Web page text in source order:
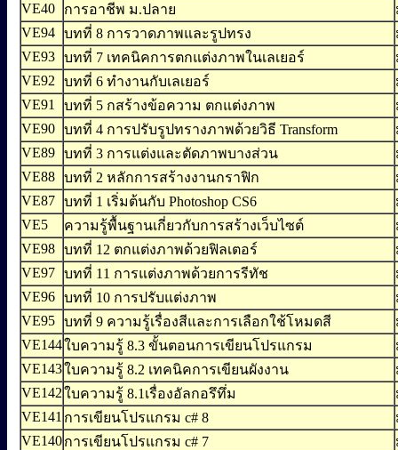
VE40
การอาชีพ ม.ปลาย
VE94 บทที่ 8 การวาดภาพและรูปทรง
VE93 บทที่ 7 เทคนิคการตกแต่งภาพในเลเยอร์
VE92
บทที่ 6 ทำงานกับเลเยอร์
VE91
บทที่ 5 กสร้างข้อความ ตกแต่งภาพ
VE90 บทที่ 4 การปรับรูปทรางภาพด้วยวิธี Transform
VE89 บทที่ 3 การแต่งและตัดภาพบางส่วน
VE88 บทที่ 2 หลักการสร้างงานกราฟิก
VE87 บทที่ 1 เริ่มต้นกับ Photoshop CS6
VE5
ความรู้พื้นฐานเกี่ยวกับการสร้างเว็บไซต์
VE98 บทที่ 12 ตกแต่งภาพด้วยฟิลเตอร์
VE97 บทที่ 11 การแต่งภาพด้วยการรีทัช
VE96 บทที่ 10 การปรับแต่งภาพ
VE95 บทที่ 9 ความรู้เรื่องสีและการเลือกใช้โหมดสี
VE144ใบความรู้ 8.3 ขั้นตอนการเขียนโปรแกรม
VE143ใบความรู้ 8.2 เทคนิคการเขียนผังงาน
VE142ใบความรู้ 8.1เรื่องอัลกอรึทึ่ม
VE141 การเขียนโปรแกรม c# 8
VE140การเขียนโปรแกรม c# 7